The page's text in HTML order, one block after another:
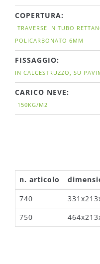
COPERTURA:
TRAVERSE IN TUBO
POLICARBONATO 6MM
FISSAGGIO:
IN CALCESTRUZZO, SU
CARICO NEVE:
150KG/M2
n. articolo
740
750